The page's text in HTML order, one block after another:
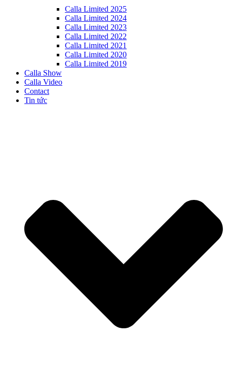
Calla Limited 2025
Calla Limited 2024
Calla Limited 2023
Calla Limited 2022
Calla Limited 2021
Calla Limited 2020
Calla Limited 2019
Calla Show
Calla Video
Contact
Tin tức